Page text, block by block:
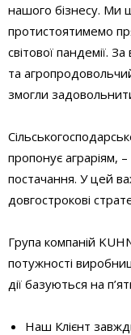
нашого бізнесу. Ми
протистоятимемо
світової пандемії.
та
змогли
пропонує аграріям,
постачання. У цей
довгострокові
Група компаній
потужності
дії базуються на
Наш Клієнт